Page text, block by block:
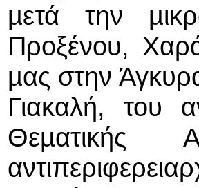
µετά την
Προξένου,
µας στην
Γιακαλή, του
Θεµατικής